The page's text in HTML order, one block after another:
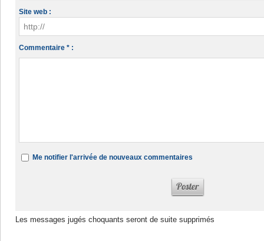
Site web :
Commentaire * :
Me notifier l'arrivée de nouveaux commentaires
Les messages jugés choquants seront de suite supprimés